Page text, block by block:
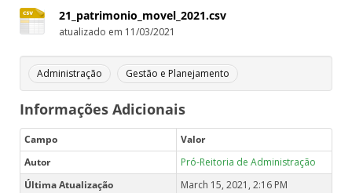
21_patrimonio_movel_2021.csv
atualizado em 11/03/2021
Administração Gestão e Planejamento
Informações Adicionais
Campo
Valor
Autor
Pró-Reitoria de Administração
Última Atualização
March 15, 2021, 2:16 PM